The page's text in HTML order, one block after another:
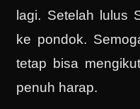
lagi. Setelah lulus
ke pondok.
tetap bisa
penuh harap.